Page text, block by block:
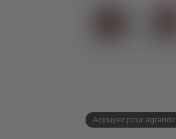
Appuyez pour agrandir